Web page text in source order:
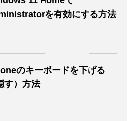
を有効にする方法
のキーボードを下げる
す）方法